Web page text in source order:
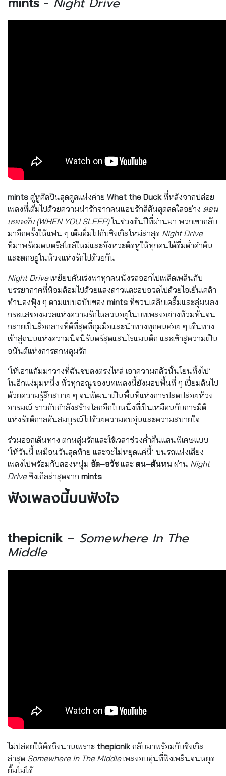
mints คู่หูศิลปินสุดคูลแห่งค่าย What the Duckที่หลังจากปล่อย
เพลงที่เต็มไปด้วยความน่ารักจากคนแอบรักสีสันสุดสดใสอย่าง ตอน
เธอหลับ (WHEN YOU SLEEP)ในช่วงต้นปีที่ผ่านมา พวกเขากลับ
มาอีกครั้งให้แฟน ๆ เต็มอิ่มไปกับซิงเกิลใหม่ล่าสุด Night Drive
ที่มาพร้อมดนตรีสไตล์ใหม่และจังหวะติดหูให้ทุกคนได้ดื่มด่ำค่ำคืน
และตกอยู่ในห้วงแห่งรักไปด้วยกัน
Night Driveเหยียบคันเร่งพาทุกคนนั่งรถออกไปเพลิดเพลินกับ
บรรยากาศที่ห้อมล้อมไปด้วยแสงดาวและอบอวลไปด้วยไอเย็นเคล้า
ทำนองฟุ้ง ๆ ตามแบบฉบับของ mints ที่ชวนเคลิบเคลิ้มและลุ่มหลง
กระแสของมวลแห่งความรักไหลวนอยู่ในบทเพลงอย่างท้วมท้นจน
กลายเป็นสื่อกลางที่ดีที่สุดที่กุมมือและนำทางทุกคนค่อย ๆ เดินทาง
เข้าสู่ถนนแห่งความนิจนิรันดร์สุดแสนโรแมนติก และเข้าสู่ความเป็น
อนันต์แห่งการตกหลุมรัก
‘ให้เอาแก้มมาวางที่ฉันซบลงตรงไหล่ เอาความกลัวนั้นโยนทิ้งไป’
ในอีกแง่มุมหนึ่ง ทั่วทุกอณูของบทเพลงนี้ยังมอบพื้นที่ ๆ เปี่ยมล้นไป
ด้วยความรู้สึกสบาย ๆ จนพัฒนาเป็นพื้นที่แห่งการปลดปล่อยห้วง
อารมณ์ ราวกับกำลังสร้างโลกอีกใบหนึ่งที่เป็นเหมือนกับการมิติ
แห่งรัตติกาลอันสมบูรณ์ไปด้วยความอบอุ่นและความสบายใจ
ร่วมออกเดินทาง ตกหลุ่มรักและใช้เวลาช่วงค่ำคืนแสนพิเศษแบบ
‘ให้วันนี้ เหมือนวันสุดท้าย และจะไม่หยุดแค่นี้’ บนรถแห่งเสียง
เพลงไปพร้อมกับสองหนุ่ม อัด–อวัชและ ตน–ต้นหน ผ่าน Night
Driveซิงเกิลล่าสุดจาก mints
ฟังเพลงนี้บนฟังใจ
thepicnik – Somewhere In The
Middle
ไม่ปล่อยให้คิดถึงนานเพราะ thepicnikกลับมาพร้อมกับซิงเกิล
ล่าสุด Somewhere In The Middleเพลงอบอุ่นที่ฟังเพลินจนหยุด
ยิ้มไม่ได้